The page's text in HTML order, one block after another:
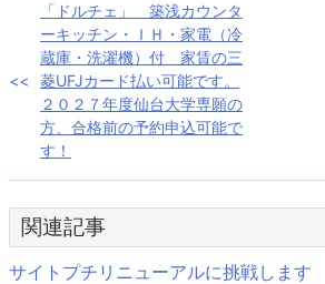
ナ
ゲ
ー
シ
「ドルチェ」 築浅カウンタ
ーキッチン・ＩＨ・家電（冷
蔵庫・洗濯機）付 家賃の三
菱UFJカード払い可能です。
２０２７年度仙台大学専願の
方、合格前の予約申込可能で
す！
関連記事
サイトプチリニューアルに挑戦します